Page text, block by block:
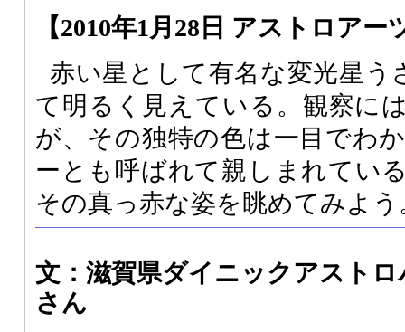
【2010年1月28日 アストロアー
赤い星として有名な変光星う
て明るく見えている。観察に
が、その独特の色は一目でわ
ーとも呼ばれて親しまれてい
その真っ赤な姿を眺めてみよう
文：滋賀県ダイニックアスト
さん